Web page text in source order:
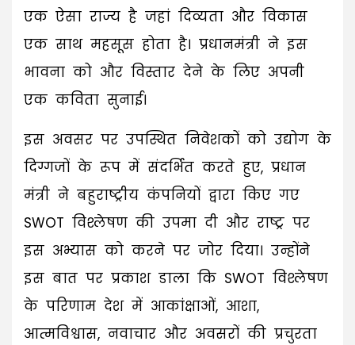
एक ऐसा राज्य है जहां दिव्यता और विकास
एक साथ महसूस होता है। प्रधानमंत्री ने इस
भावना को और विस्तार देने के लिए अपनी
एक कविता सुनाई।
इस अवसर पर उपस्थित निवेशकों को उद्योग के
दिग्गजों के रूप में संदर्भित करते हुए, प्रधान
मंत्री ने बहुराष्ट्रीय कंपनियों द्वारा किए गए
SWOT विश्लेषण की उपमा दी और राष्ट्र पर
इस अभ्यास को करने पर जोर दिया। उन्होंने
इस बात पर प्रकाश डाला कि SWOT विश्लेषण
के परिणाम देश में आकांक्षाओं, आशा,
आत्मविश्वास, नवाचार और अवसरों की प्रचुरता